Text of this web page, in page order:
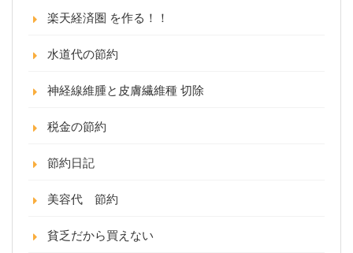
楽天経済圏 を作る！！
水道代の節約
神経線維腫と皮膚繊維種 切除
税金の節約
節約日記
美容代 節約
貧乏だから買えない